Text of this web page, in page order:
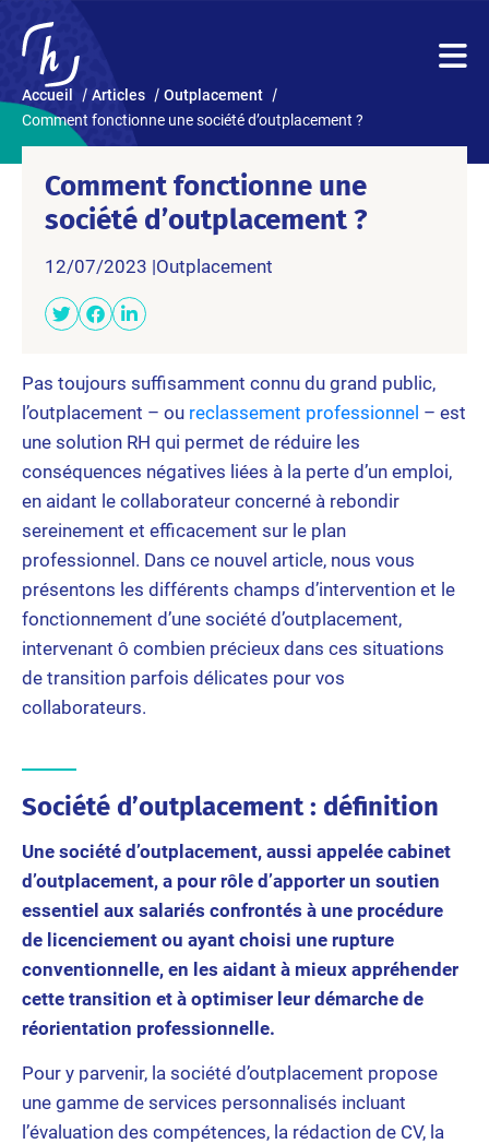
Accueil Articles
Outplacement
Comment fonctionne une société d’outplacement ?
Comment fonctionne une
société d’outplacement ?
12/07/2023 |Outplacement
Pas toujours suffisamment connu du grand public,
l’outplacement – ou reclassement professionnel – est
une solution RH qui permet de réduire les
conséquences négatives liées à la perte d’un emploi,
en aidant le collaborateur concerné à rebondir
sereinement et efficacement sur le plan
professionnel. Dans ce nouvel article, nous vous
présentons les différents champs d’intervention et le
fonctionnement d’une société d’outplacement,
intervenant ô combien précieux dans ces situations
de transition parfois délicates pour vos
collaborateurs.
Société d’outplacement : définition
Une société d’outplacement, aussi appelée cabinet
d’outplacement, a pour rôle d’apporter un soutien
essentiel aux salariés confrontés à une procédure
de licenciement ou ayant choisi une rupture
conventionnelle, en les aidant à mieux appréhender
cette transition et à optimiser leur démarche de
réorientation professionnelle.
Pour y parvenir, la société d’outplacement propose
une gamme de services personnalisés incluant
l’évaluation des compétences, la rédaction de CV, la